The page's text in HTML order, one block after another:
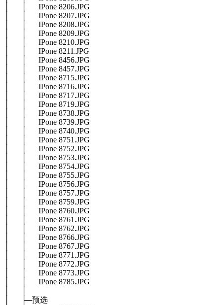
│ │ IPone 8206.JPG
│ │ IPone 8207.JPG
│ │ IPone 8208.JPG
│ │ IPone 8209.JPG
│ │ IPone 8210.JPG
│ │ IPone 8211.JPG
│ │ IPone 8456.JPG
│ │ IPone 8457.JPG
│ │ IPone 8715.JPG
│ │ IPone 8716.JPG
│ │ IPone 8717.JPG
│ │ IPone 8719.JPG
│ │ IPone 8738.JPG
│ │ IPone 8739.JPG
│ │ IPone 8740.JPG
│ │ IPone 8751.JPG
│ │ IPone 8752.JPG
│ │ IPone 8753.JPG
│ │ IPone 8754.JPG
│ │ IPone 8755.JPG
│ │ IPone 8756.JPG
│ │ IPone 8757.JPG
│ │ IPone 8759.JPG
│ │ IPone 8760.JPG
│ │ IPone 8761.JPG
│ │ IPone 8762.JPG
│ │ IPone 8766.JPG
│ │ IPone 8767.JPG
│ │ IPone 8771.JPG
│ │ IPone 8772.JPG
│ │ IPone 8773.JPG
│ │ IPone 8785.JPG
│ ├─预选